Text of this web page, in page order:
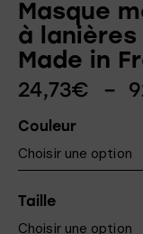
Masque
à lanières
Made in
24,73€ –
Couleur
Taille